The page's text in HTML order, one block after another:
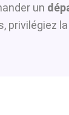
un
privilégiez